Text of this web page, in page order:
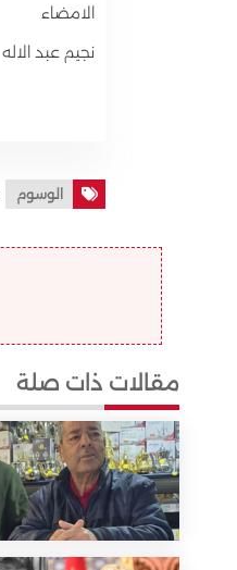
الامضاء
نجيم عبد الاله
الوسوم
مقالات ذات صلة